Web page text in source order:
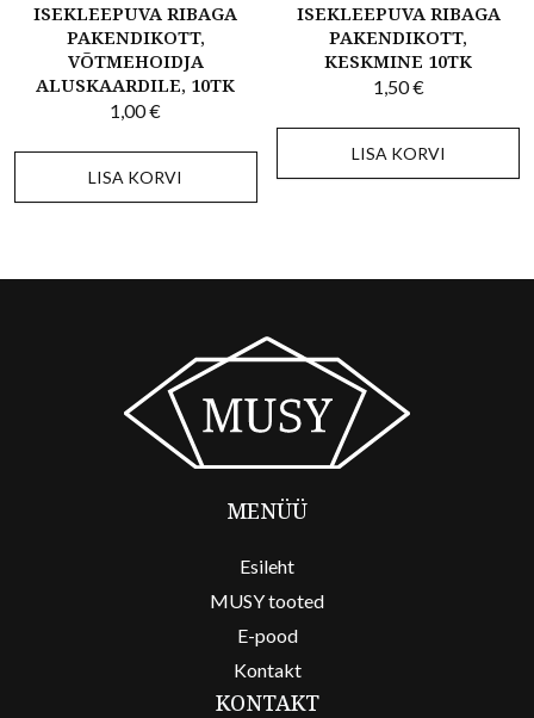
ISEKLEEPUVA RIBAGA
PAKENDIKOTT,
VÕTMEHOIDJA
ALUSKAARDILE, 10TK
1,00€
LISA KORVI
ISEKLEEPUVA RIBAGA
PAKENDIKOTT,
KESKMINE 10TK
1,50€
LISA KORVI
MENÜÜ
Esileht
MUSY tooted
E-pood
Kontakt
KONTAKT